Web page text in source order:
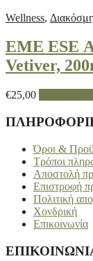
Wellness,
EME ESE
Vetiver,
€25,00
Όροι &
Τρόποι
Αποστολή
Επιστροφή
Πολιτική
Χονδρική
Επικοινωνία